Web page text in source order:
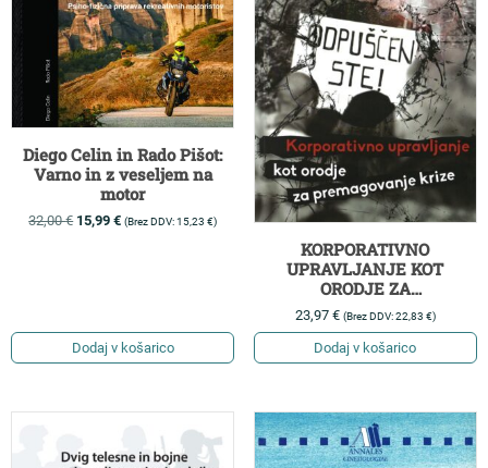
Diego Celin in Rado Pišot:
Varno in z veseljem na
motor
32,00€ 15,99€ (Brez DDV:15,23€)
Dodaj v košarico
KORPORATIVNO
UPRAVLJANJE KOT
ORODJE ZA
PREMAGOVANJE KRIZE
23,97 € (Brez DDV:22,83 €)
Dodaj v košarico